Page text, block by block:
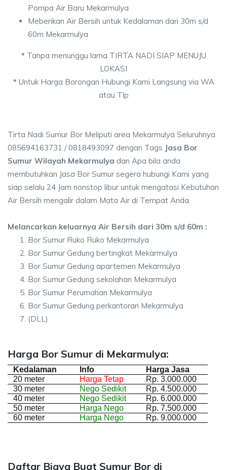
Pompa Air Baru Mekarmulya
Meberikan Air Bersih untuk Kedalaman dari 30m s/d
60m Mekarmulya
*Tanpa menunggu lama TIRTA NADI SIAP MENUJU
LOKASI
*Untuk Harga Borongan Hubungi Kami Langsung via WA
atau Tlp
Tirta Nadi Sumur Bor Meliputi area Mekarmulya Seluruhnya
085694163731 / 0818493097 dengan Tags Jasa Bor
Sumur Wilayah Mekarmulya dan Apa bila anda
membutuhkan Jasa Bor Sumur segera hubungi Kami yang
siap selalu 24 Jam nonstop libur untuk mengatasi Kebutuhan
Air Bersih mengalir dalam Mata Air di Tempat Anda.
Melancarkan keluarnya Air Bersih dari 30m s/d 60m :
Bor Sumur Ruko Ruko Mekarmulya
Bor Sumur Gedung bertingkat Mekarmulya
Bor Sumur Gedung apartemen Mekarmulya
Bor Sumur Gedung sekolahan Mekarmulya
Bor Sumur Perumahan Mekarmulya
Bor Sumur Gedung perkantoran Mekarmulya
(DLL)
Harga Bor Sumur di Mekarmulya:
Kedalaman Info
Harga Jasa
20 meter
Harga Tetap
Rp. 3.000.000
30 meter
Nego Sedikit
Rp. 4.500.000
40 meter
Nego Sedikit
Rp. 6.000.000
50 meter
Harga Nego
Rp. 7.500.000
60 meter
Harga Nego Rp. 9.000.000
Daftar Biaya Buat Sumur Bor di